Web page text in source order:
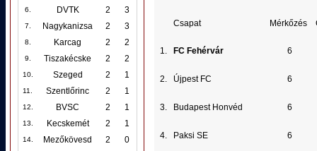
6. DVTK 2 3
7. Nagykanizsa 2 3
8. Karcag 2 2
9. Tiszakécske 2 2
10. Szeged 2 1
11. Szentlőrinc 2 1
12. BVSC 2 1
13. Kecskemét 2 1
14. Mezőkövesd 2 0
Csapat Mérkőzés
1. FC Fehérvár 6
2. Újpest FC 6
3. Budapest Honvéd 6
4. Paksi SE 6